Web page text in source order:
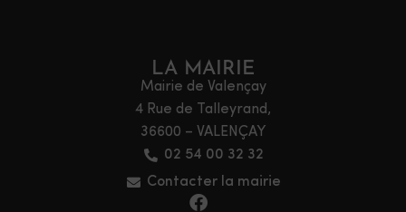
LA MAIRIE
Mairie de Valençay
4 Rue de Talleyrand,
36600 – VALENÇAY
02 54 00 32 32
Contacter la mairie